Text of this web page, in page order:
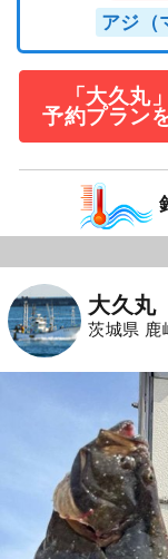
アジ（
「大久丸
予約プラン
大久丸
茨城県 鹿